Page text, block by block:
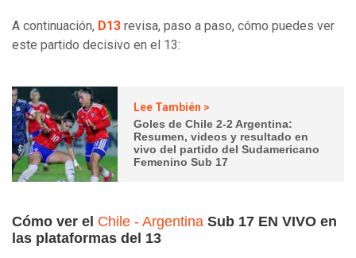
A continuación, D13 revisa, paso a paso, cómo puedes ver
este partido decisivo en el 13:
Lee También >
Goles de Chile 2-2 Argentina:
Resumen, videos y resultado en
vivo del partido del Sudamericano
Femenino Sub 17
Cómo ver el Chile - Argentina Sub 17 EN VIVO en
las plataformas del 13